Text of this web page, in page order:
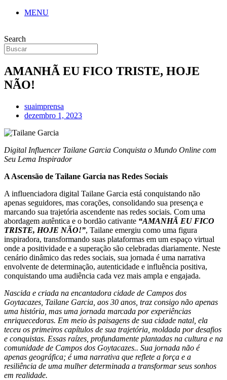
MENU
Search
AMANHÃ EU FICO TRISTE, HOJE
NÃO!
suaimprensa
dezembro 1, 2023
Digital Influencer Tailane Garcia Conquista o Mundo Online com
Seu Lema Inspirador
A Ascensão de Tailane Garcia nas Redes Sociais
A influenciadora digital Tailane Garcia está conquistando não
apenas seguidores, mas corações, consolidando sua presença e
marcando sua trajetória ascendente nas redes sociais. Com uma
abordagem autêntica e o bordão cativante “AMANHÃ EU FICO
TRISTE, HOJE NÃO!”, Tailane emergiu como uma figura
inspiradora, transformando suas plataformas em um espaço virtual
onde a positividade e a superação são celebradas diariamente. Neste
cenário dinâmico das redes sociais, sua jornada é uma narrativa
envolvente de determinação, autenticidade e influência positiva,
conquistando uma audiência cada vez mais ampla e engajada.
Nascida e criada na encantadora cidade de Campos dos
Goytacazes, Tailane Garcia, aos 30 anos, traz consigo não apenas
uma história, mas uma jornada marcada por experiências
enriquecedoras. Em meio às paisagens de sua cidade natal, ela
teceu os primeiros capítulos de sua trajetória, moldada por desafios
e conquistas. Essas raízes, profundamente plantadas na cultura e na
comunidade de Campos dos Goytacazes.. Sua jornada não é
apenas geográfica; é uma narrativa que reflete a força e a
resiliência de uma mulher determinada a transformar seus sonhos
em realidade.